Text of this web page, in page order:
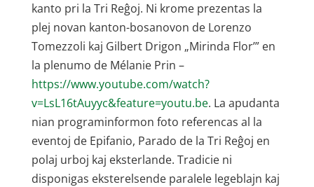
kanto pri la Tri Reĝoj. Ni krome prezentas la
plej novan kanton-bosanovon de Lorenzo
Tomezzoli kaj Gilbert Drigon „Mirinda Flor’” en
la plenumo de Mélanie Prin –
https://www.youtube.com/watch?
v=LsL16tAuyyc&feature=youtu.be. La apudanta
nian programinformon foto referencas al la
eventoj de Epifanio, Parado de la Tri Reĝoj en
polaj urboj kaj eksterlande. Tradicie ni
disponigas eksterelsende paralele legeblajn kaj